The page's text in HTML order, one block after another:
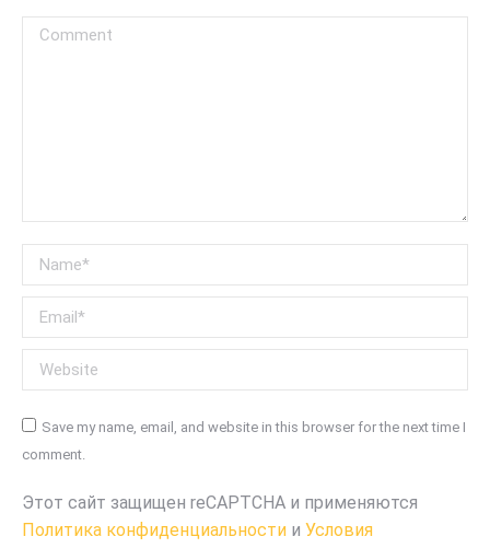
Comment
Name *
Email *
Website
Save my name, email, and website in this browser for the next time I
comment.
Этот сайт защищен reCAPTCHA и применяются
Политика конфиденциальности и Условия